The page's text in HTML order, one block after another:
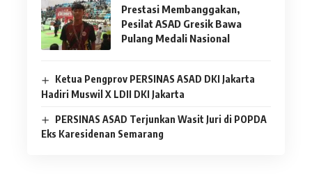
Prestasi Membanggakan,
Pesilat ASAD Gresik Bawa
Pulang Medali Nasional
Ketua Pengprov PERSINAS ASAD DKI Jakarta
Hadiri Muswil X LDII DKI Jakarta
PERSINAS ASAD Terjunkan Wasit Juri di POPDA
Eks Karesidenan Semarang